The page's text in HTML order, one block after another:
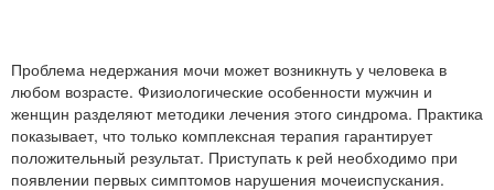
Проблема недержания мочи может возникнуть у человека в
любом возрасте. Физиологические особенности мужчин и
женщин разделяют методики лечения этого синдрома. Практика
показывает, что только комплексная терапия гарантирует
положительный результат. Приступать к рей необходимо при
появлении первых симптомов нарушения мочеиспускания.